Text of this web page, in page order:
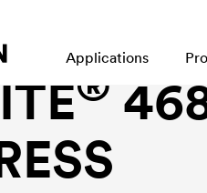
Applications
intérieurs
®